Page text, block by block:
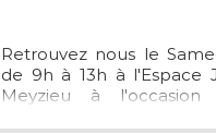
Retrouvez nous le
de 9h à 13h à l'Espace
Meyzieu à